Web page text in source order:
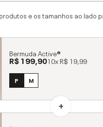
e os tamanhos ao lado
Bermuda Active®
R$ 199,9010xR$ 19,99
P M